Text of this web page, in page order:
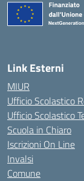
Link Esterni
MIUR
Ufficio Scolastico
Ufficio Scolastico
Scuola in Chiaro
Iscrizioni On Line
Invalsi
Comune